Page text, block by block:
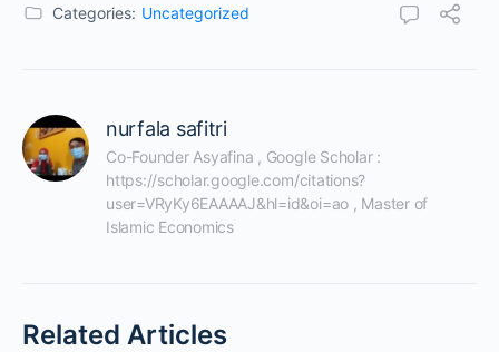
Categories: Uncategorized
nurfala safitri
Co-Founder Asyafina , Google Scholar :
https://scholar.google.com/citations?
user=VRyKy6EAAAAJ&hl=id&oi=ao , Master of
Islamic Economics
Related Articles